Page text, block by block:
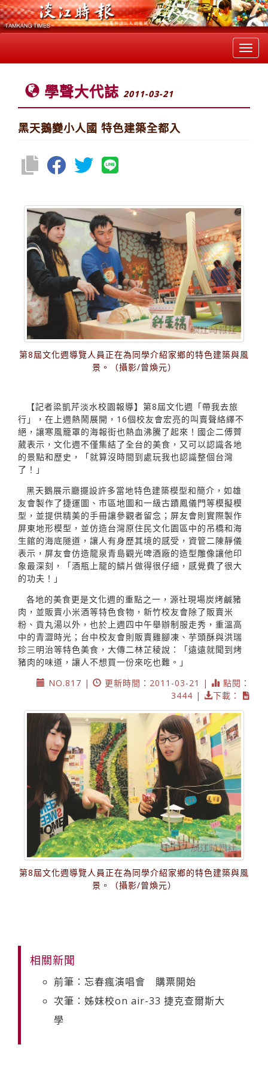
學聲大代誌 2011-03-21
黑天鵝變小人國 特色建築全都入
第8屆文化週導覽人員正在為同學介紹家鄉的特色建築與風
景。（攝影/曾煥元）
【記者梁凱芹淡水校園報導】第8屆文化週「帶我去旅
行」，在上週熱鬧展開，16個校友會宏亮的叫賣聲絡繹不
絕，讓寒風籠罩的海報街也熱血沸騰了起來！國企二傅薺
葳表示，文化週不僅集結了全台的美食，又可以認識各地
的景點和歷史，「就算沒時間到處玩我也認識整個台灣
了！」
黑天鵝展示廳擺設許多當地特色建築模型和簡介，如雄
友會製作了捷運圖、市區地圖和一級古蹟鳳儀門等模擬模
型，並提供精美的手冊讓參觀者留念；屏友會則實際製作
屏東地形模型，並仿造台灣原住民文化園區中的吊橋和海
生館的海底隧道，讓人有身歷其境的感受，資管二陳靜儀
表示，屏友會仿造龍泉青島觀光啤酒廠的造型雕像讓他印
象最深刻，「酒瓶上龍的鱗片做得很仔細，感覺費了很大
的功夫！」
各地的美食更是文化週的重點之一，源社現場炭烤鹹豬
肉，並販賣小米酒等特色食物，新竹校友會除了販賣米
粉、貢丸湯以外，也於上週四中午舉辦制服走秀，重溫高
中的青澀時光；台中校友會則販賣雞腳凍、芋頭酥與洪瑞
珍三明治等特色美食，大傳二林芷稜說：「遠遠就聞到烤
豬肉的味道，讓人不想買一份來吃也難。」
NO.817 |
更新時間：2011-03-21 |
點閱：
3444 |
下載：
第8屆文化週導覽人員正在為同學介紹家鄉的特色建築與風
景。（攝影/曾煥元）
相關新聞
前筆：忘春瘋演唱會 購票開始
次筆：姊妹校on air-33 捷克查爾斯大
學